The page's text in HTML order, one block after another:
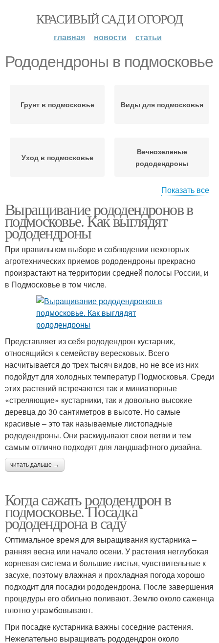
КРАСИВЫЙ САД И ОГОРОД
главная новости статьи
Рододендроны в подмосковье
Грунт в подмосковье Виды для подмосковья
Уход в подмосковье
Вечнозеленые
рододендроны
Сорта для подмосковья Рододендрон в саду
Рододендрон для
подмосковья
Зимовка в подмосковье
Рододендрон на зиму
Показать все
Выращивание рододендронов в
подмосковье. Как выглядят
рододендроны
При правильном выборе и соблюдении некоторых
агротехнических приемов рододендроны прекрасно
произрастают на территории средней полосы России, и
в Подмосковье в том числе.
Представляет из себя рододендрон кустарник,
относящийся к семейству вересковых. Всего
насчитывается до трех тысяч видов, но не все из них
подойдут для холодных температур Подмосковья. Среди
этих растений встречаются так и миниатюрные
«стреляющие» кустарники, так и довольно высокие
деревца до 30 сантиметров в высоте. Но самые
красивые – это так называемые листопадные
рододендроны. Они раскидывают свои ветви и тем
самым отлично подходят для ландшафтного дизайна.
читать дальше →
Когда сажать рододендрон в
подмосковье. Посадка
рододендрона в саду
Оптимальное время для выращивания кустарника –
ранняя весна или начало осени. У растения неглубокая
корневая система и большие листья, чувствительные к
засухе, поэтому влажная и прохладная погода хорошо
подходит для посадки рододендрона. После завершения
процедуры его обильно поливают. Землю около саженца
плотно утрамбовывают.
При посадке кустарника важны соседние растения.
Нежелательно выращивать рододендрон около